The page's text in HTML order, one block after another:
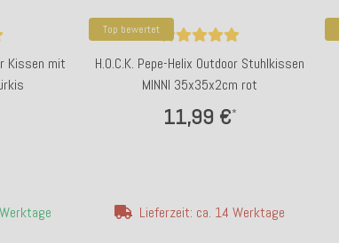
Kissen mit
Top bewertet
H.O.C.K. Pepe-Helix Outdoor Stuhlkissen
MINNI 35x35x2cm rot
11,99 €*
Lieferzeit: ca. 14 Werktage